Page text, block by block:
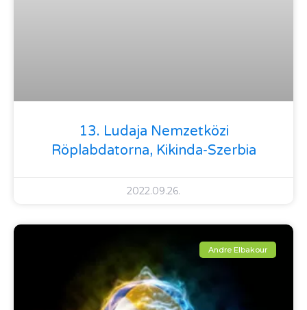
13. Ludaja Nemzetközi
Röplabdatorna, Kikinda-Szerbia
2022.09.26.
Andre Elbakour